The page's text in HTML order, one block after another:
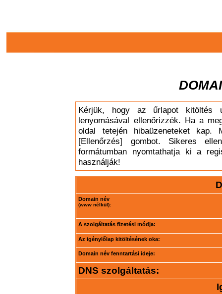
Kérjük, hogy az űrlapot kitöltés
lenyomásával ellenőrizzék. Ha a
oldal tetején hibaüzeneteket
[Ellenőrzés] gombot. Sikeres
formátumban nyomtathatja ki a
használják!
Domain név
(www nélkül):
A szolgáltatás fizetési módja:
Az igénylőlap kitöltésének oka:
Domain név fenntartási ideje:
DNS szolgáltatás: